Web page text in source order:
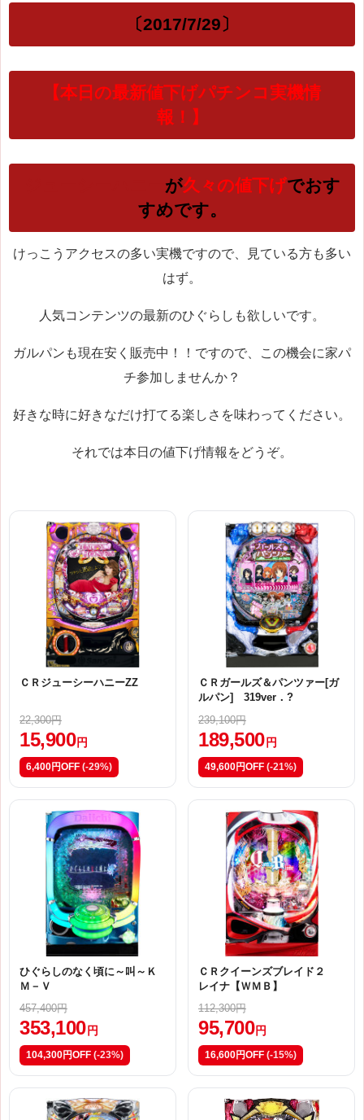
〔2017/7/29〕
【本日の最新値下げパチンコ実機情
報！】
が久々の値下げでおす
すめです。
けっこうアクセスの多い実機ですので、見ている方も多い
はず。
人気コンテンツの最新のひぐらしも欲しいです。
ガルパンも現在安く販売中！！ですので、この機会に家パ
チ参加しませんか？
好きな時に好きなだけ打てる楽しさを味わってください。
それでは本日の値下げ情報をどうぞ。
ＣＲジューシーハニーZZ
22,300円
15,900 円
6,400円OFF (-29%)
ＣＲガールズ＆パンツァー[ガ
ルパン] 319ver．?
239,100円
189,500 円
49,600円OFF (-21%)
ひぐらしのなく頃に～叫～Ｋ
Ｍ－Ｖ
457,400円
353,100 円
104,300円OFF (-23%)
ＣＲクイーンズブレイド２
レイナ【ＷＭＢ】
112,300円
95,700 円
16,600円OFF (-15%)